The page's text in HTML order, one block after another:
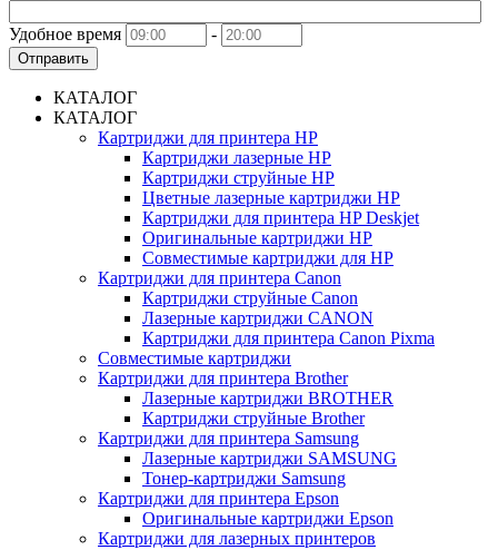
Удобное время -
Отправить
КАТАЛОГ
КАТАЛОГ
Картриджи для принтера HP
Картриджи лазерные HP
Картриджи струйные HP
Цветные лазерные картриджи HP
Картриджи для принтера HP Deskjet
Оригинальные картриджи HP
Совместимые картриджи для HP
Картриджи для принтера Canon
Картриджи струйные Canon
Лазерные картриджи CANON
Картриджи для принтера Canon Pixma
Совместимые картриджи
Картриджи для принтера Brother
Лазерные картриджи BROTHER
Картриджи струйные Brother
Картриджи для принтера Samsung
Лазерные картриджи SAMSUNG
Тонер-картриджи Samsung
Картриджи для принтера Epson
Оригинальные картриджи Epson
Картриджи для лазерных принтеров